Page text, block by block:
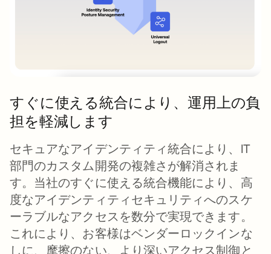
すぐに使える統合により、運用上の負
担を軽減します
セキュアなアイデンティティ統合により、IT
部門のカスタム開発の複雑さが解消されま
す。当社のすぐに使える統合機能により、高
度なアイデンティティセキュリティへのスケ
ーラブルなアクセスを数分で実現できます。
これにより、お客様はベンダーロックインな
しに、摩擦のない、より深いアクセス制御と